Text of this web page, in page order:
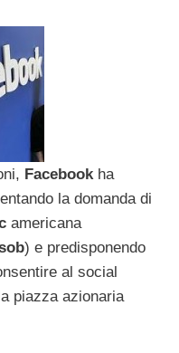
Facebookha
la domanda di
americana
) e predisponendo
al social
piazza azionaria